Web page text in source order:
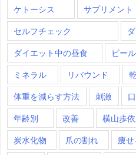
ケトーシス
サプリメン
セルフチェック
ダイエット中の昼食
ビー
ミネラル
リバウンド
体重を減らす方法
刺激
年齢別
改善 横山歩
炭水化物
爪の割れ 痩せ